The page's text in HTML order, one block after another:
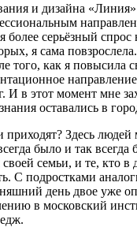
и дизайна
более серьёзный спрос
я сама
того, как я
И в этот момент мне
оставались в
Здесь людей
было и так всегда
своей семьи, и те, кто
С подростками
день двое уже
в московский